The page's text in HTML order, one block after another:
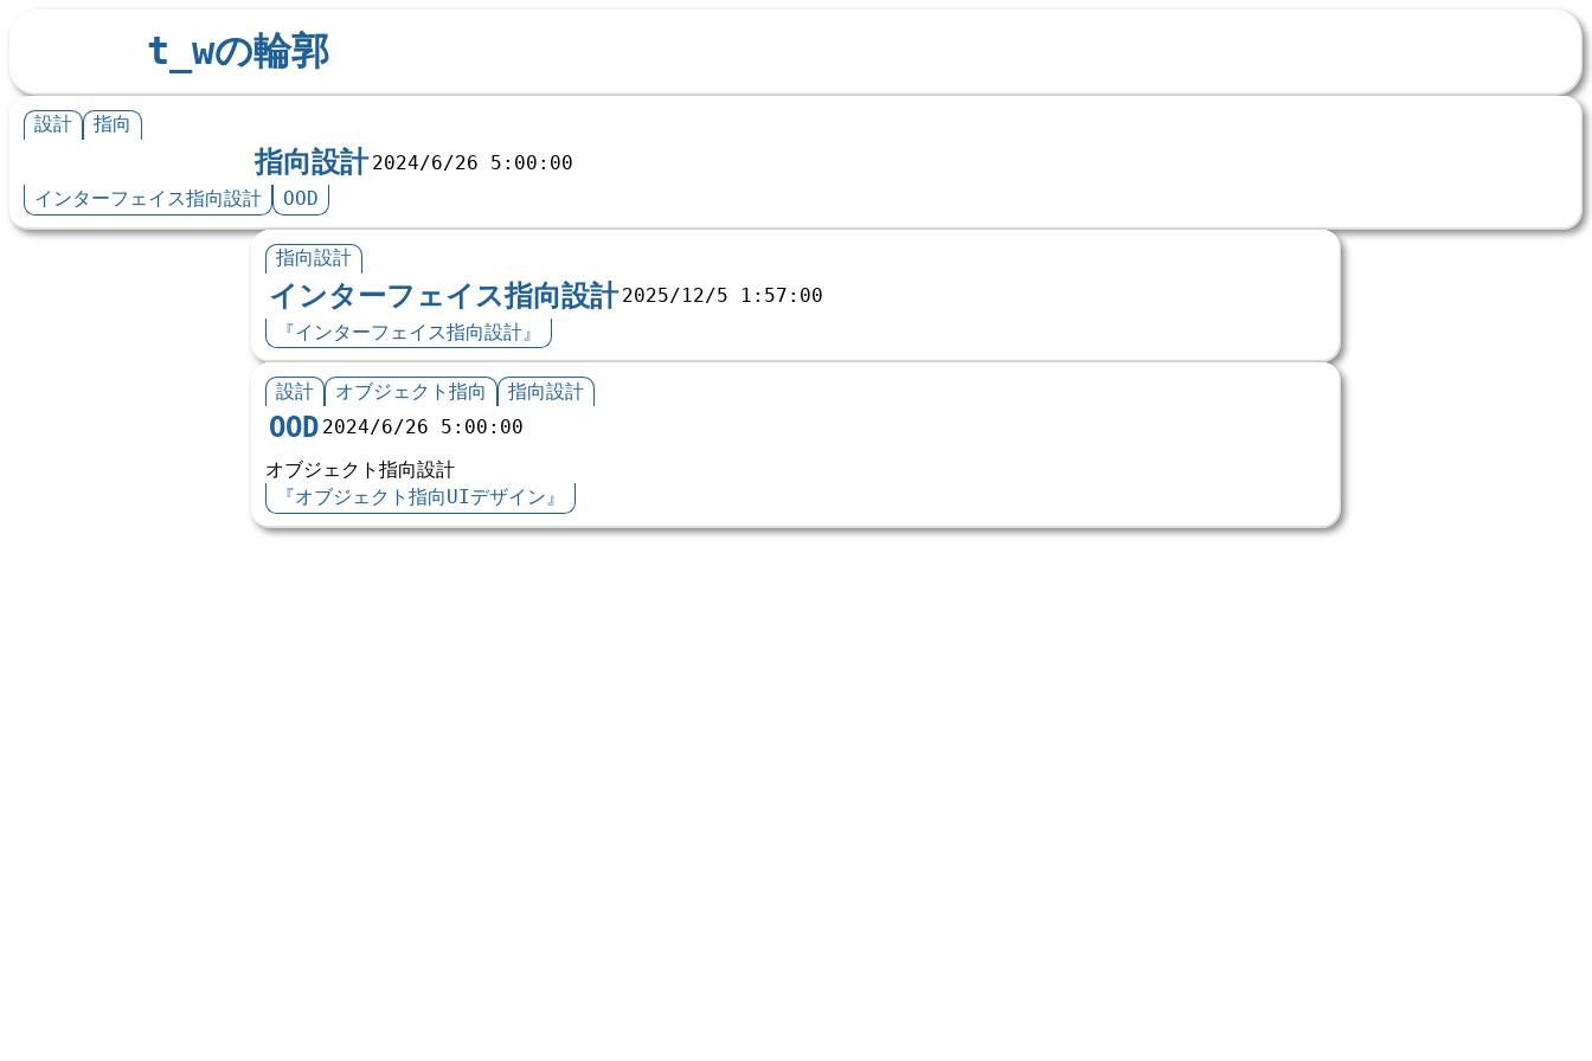
t_wの輪郭
設計 指向
指向設計 2024/6/26 5:00:00
インターフェイス指向設計
OOD
指向設計
インターフェイス指向設計 2025/12/5 1:57:00
『インターフェイス指向設計』
設計 オブジェクト指向 指向設計
OOD 2024/6/26 5:00:00
オブジェクト指向設計
『オブジェクト指向UIデザイン』